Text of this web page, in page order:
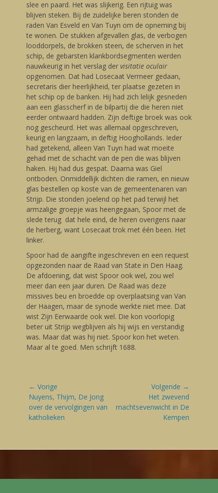
slee en paard. Het was slijkerig. Een rijtuig was
blijven steken. Bij de zuidelijke beren stonden de
raden Van Esveld en Van Tuyn om de opneming bij
te wonen. De stukken afgevallen glas, de verbogen
looddorpels, de brokken steen, de scherven in het
schip, de gebarsten klankbordsegmenten werden
nauwkeurig in het verslag der visitatie oculair
opgenomen. Dat had Losecaat Vermeer gedaan,
secretaris dier heerlijkheid, ter plaatse gezeten in
het schip op de banken. Hij had zich lelijk gesneden
aan een glasscherf in de bilpartij die die heren niet
eerder ontwaard hadden. Zijn deftige broek was ook
nog gescheurd. Het was allemaal opgeschreven,
keurig en langzaam, in deftig Hooghollands. Ieder
had getekend, alleen Van Tuyn had wat moeite
gehad met de schacht van de pen die was blijven
haken. Hij had dus gespat. Daarna was Giel
ontboden. Onmiddellijk dichten die ramen, en nieuw
glas bestellen op koste van de gemeentenaren van
Strijp. Die stonden joelend op het pad terwijl het
armzalige groepje was heengegaan, Spoor met de
slede terug dat hele eind, de heren overigens naar
de herberg, want Losecaat trok met één been. Het
linker.
Spoor had de aangifte ingeschreven en een request
opgezonden naar de Raad van State in Den Haag.
De afdoening, dat wist Spoor ook wel, zou wel
meer dan een jaar duren. De Raad was deze
missives beu en broedde op overplaatsing van Van
der Haagen, maar de synode werkte niet mee. Dat
wist Zijn Eerwaarde ook wel. Die kon voorlopig
beter uit Strijp wegblijven als hij wijs en verstandig
was. Maar dat was hij niet. Spoor kon het weten.
Maar al te goed. Men schrijft 1688.
Bericht
navigatie
← Vorige
Vorige
blog:
Nuyens, Thijm, De Jong
over de vervolgingen van
katholieken
Volgende →
blog:
Het zwevend
machtsevenwicht in De
Kempen